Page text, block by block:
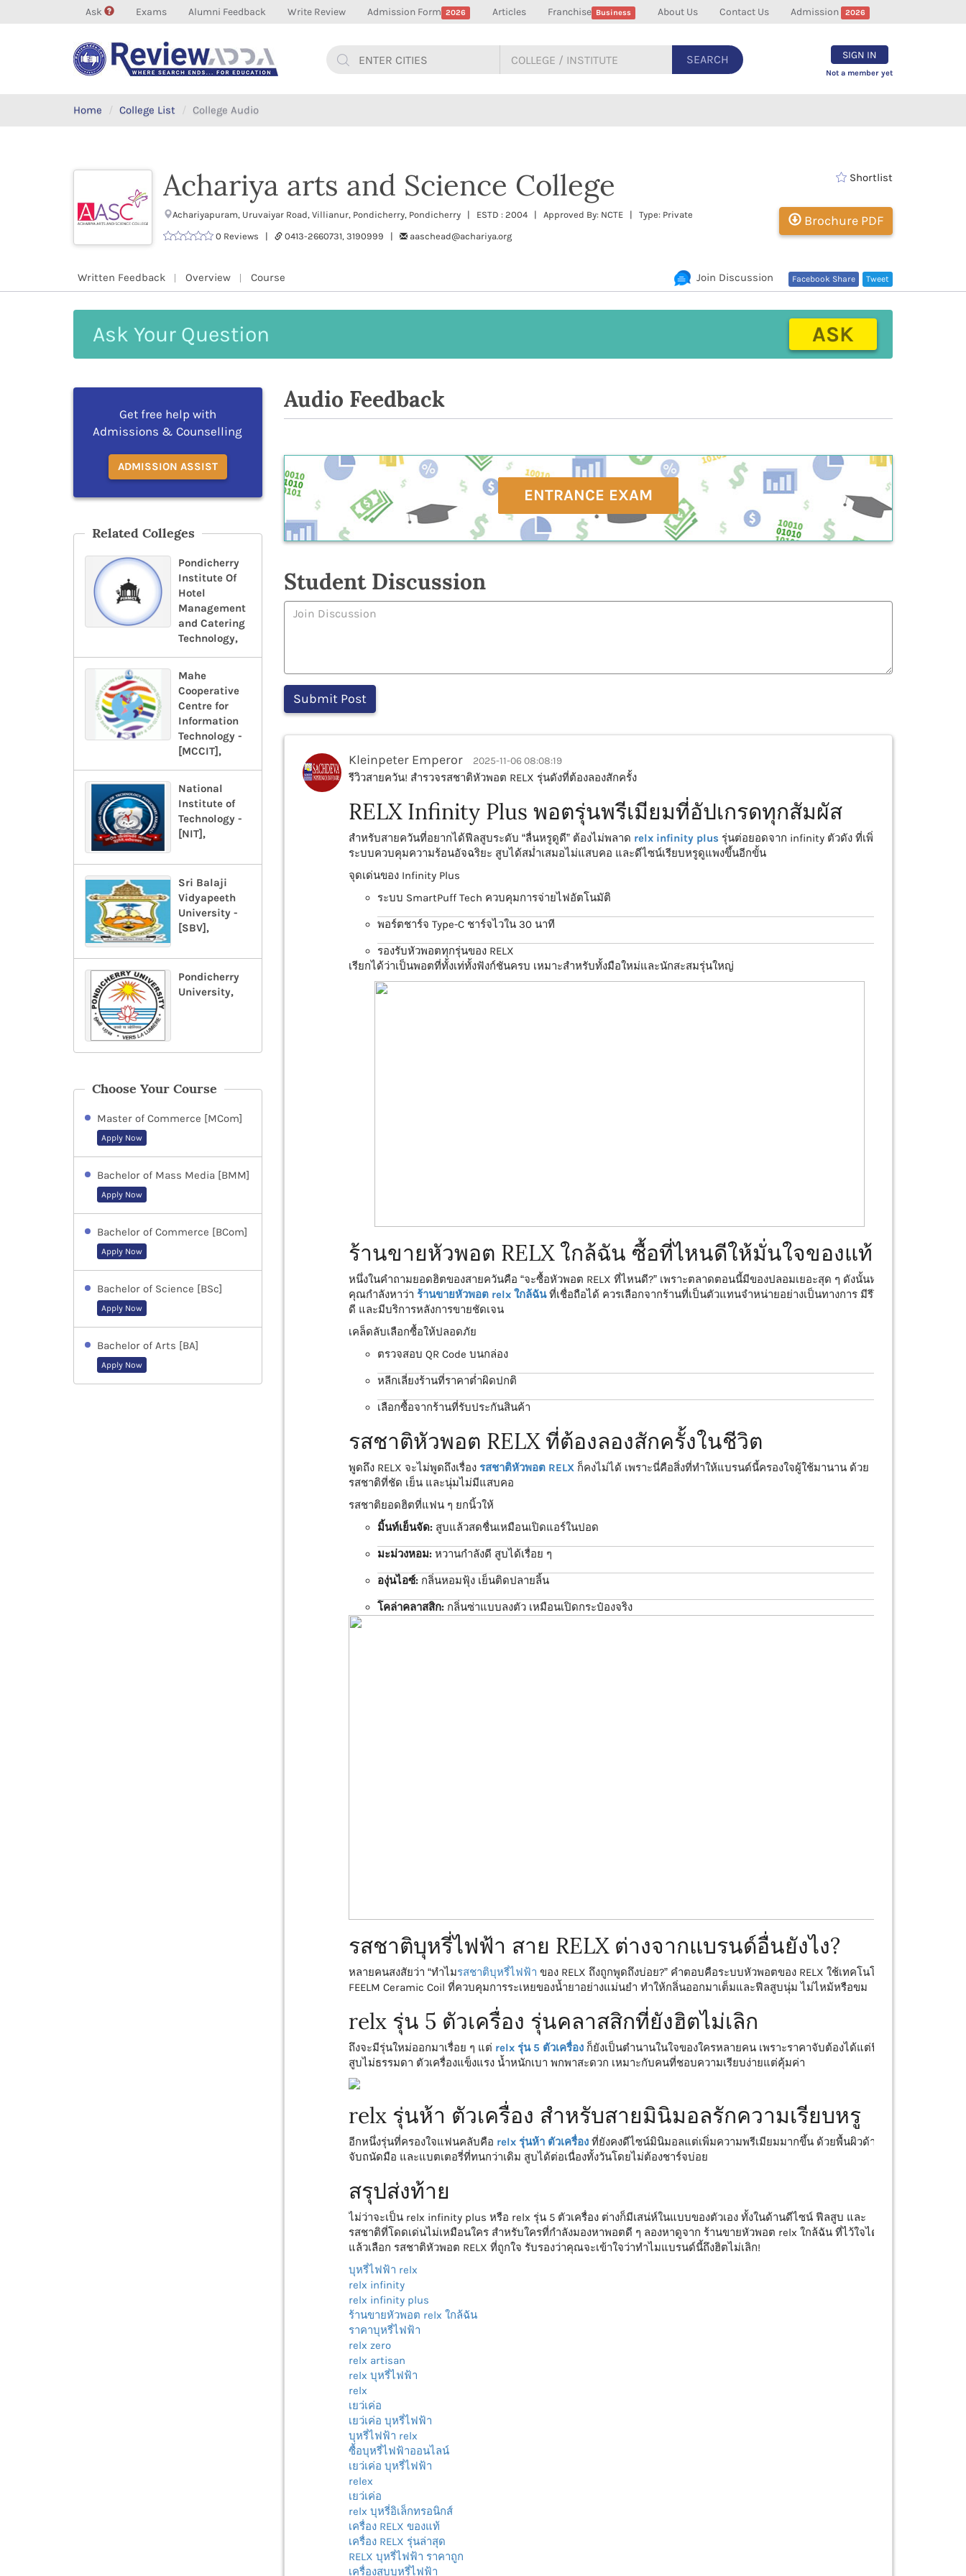
Ask Exams Alumni Feedback Write Review Admission Form 2026 Articles Franchise Business About Us Contact Us Admission 2026
SEARCH SIGN IN
Not a member yet
Home College List College Audio
Achariya arts and Science College
Achariyapuram, Uruvaiyar Road, Villianur, Pondicherry, Pondicherry | ESTD : 2004 | Approved By: NCTE | Type: Private
0 Reviews |
0413-2660731, 3190999 | aaschead@achariya.org
Shortlist
Brochure PDF
Written Feedback Overview Course Tweet
Facebook Share
Join Discussion
Your
ASK
Get free help with
Admissions & Counselling
ADMISSION ASSIST
Related Colleges
Pondicherry
Institute Of
Hotel
Management
and Catering
Technology,
Mahe
Cooperative
Centre for
Information
Technology -
[MCCIT],
National
Institute of
Technology -
[NIT],
Sri Balaji
Vidyapeeth
University -
[SBV],
Pondicherry
University,
Choose Your Course
Master of Commerce [MCom]
Apply Now
Bachelor of Mass Media [BMM]
Apply Now
Bachelor of Commerce [BCom]
Apply Now
Bachelor of Science [BSc]
Apply Now
Bachelor of Arts [BA]
Apply Now
Audio Feedback
ENTRANCE EXAM
Student Discussion
Kleinpeter Emperor 2025-11-06 08:08:19
รีวิวสายควัน! สำรวจรสชาติหัวพอต RELX รุ่นดังที่ต้องลองสักครั้ง
RELX Infinity Plus พอตรุ่นพรีเมียมที่อัปเกรดทุกสัมผัส
สำหรับสายควันที่อยากได้ฟีลสูบระดับ “ลื่นหรูดูดี” ต้องไม่พลาด relx infinity plus รุ่นต่อยอดจาก infinity ตัวดัง ที่เพิ่ม
ระบบควบคุมความร้อนอัจฉริยะ สูบได้สม่ำเสมอไม่แสบคอ และดีไซน์เรียบหรูดูแพงขึ้นอีกขั้น
จุดเด่นของ Infinity Plus
ระบบ SmartPuff Tech ควบคุมการจ่ายไฟอัตโนมัติ
พอร์ตชาร์จ Type-C ชาร์จไวใน 30 นาที
รองรับหัวพอตทุกรุ่นของ RELX
เรียกได้ว่าเป็นพอตที่ทั้งเท่ทั้งฟังก์ชันครบ เหมาะสำหรับทั้งมือใหม่และนักสะสมรุ่นใหญ่
ร้านขายหัวพอต RELX ใกล้ฉัน ซื้อที่ไหนดีให้มั่นใจของแท้
หนึ่งในคำถามยอดฮิตของสายควันคือ “จะซื้อหัวพอต RELX ที่ไหนดี?” เพราะตลาดตอนนี้มีของปลอมเยอะสุด ๆ ดังนั้นหาก
คุณกำลังหาว่า ร้านขายหัวพอต relx ใกล้ฉันที่เชื่อถือได้ ควรเลือกจากร้านที่เป็นตัวแทนจำหน่ายอย่างเป็นทางการ มีรีวิว
ดี และมีบริการหลังการขายชัดเจน
เคล็ดลับเลือกซื้อให้ปลอดภัย
ตรวจสอบ QR Code บนกล่อง
หลีกเลี่ยงร้านที่ราคาต่ำผิดปกติ
เลือกซื้อจากร้านที่รับประกันสินค้า
รสชาติหัวพอต RELX ที่ต้องลองสักครั้งในชีวิต
พูดถึง RELX จะไม่พูดถึงเรื่อง รสชาติหัวพอต RELXก็คงไม่ได้ เพราะนี่คือสิ่งที่ทำให้แบรนด์นี้ครองใจผู้ใช้มานาน ด้วย
รสชาติที่ชัด เย็น และนุ่มไม่มีแสบคอ
รสชาติยอดฮิตที่แฟน ๆ ยกนิ้วให้
มิ้นท์เย็นจัด:สูบแล้วสดชื่นเหมือนเปิดแอร์ในปอด
มะม่วงหอม:หวานกำลังดี สูบได้เรื่อย ๆ
องุ่นไอซ์:กลิ่นหอมฟุ้ง เย็นติดปลายลิ้น
โคล่าคลาสสิก:กลิ่นซ่าแบบลงตัว เหมือนเปิดกระป๋องจริง
รสชาติบุหรี่ไฟฟ้า สาย RELX ต่างจากแบรนด์อื่นยังไง?
หลายคนสงสัยว่า “ทำไมรสชาติบุหรี่ไฟฟ้า ของ RELX ถึงถูกพูดถึงบ่อย?” คำตอบคือระบบหัวพอตของ RELX ใช้เทคโนโลยี
FEELM Ceramic Coil ที่ควบคุมการระเหยของน้ำยาอย่างแม่นยำ ทำให้กลิ่นออกมาเต็มและฟีลสูบนุ่ม ไม่ไหม้หรือขม
relx รุ่น 5 ตัวเครื่อง รุ่นคลาสสิกที่ยังฮิตไม่เลิก
ถึงจะมีรุ่นใหม่ออกมาเรื่อย ๆ แต่ relx รุ่น 5 ตัวเครื่องก็ยังเป็นตำนานในใจของใครหลายคน เพราะราคาจับต้องได้แต่ฟีล
สูบไม่ธรรมดา ตัวเครื่องแข็งแรง น้ำหนักเบา พกพาสะดวก เหมาะกับคนที่ชอบความเรียบง่ายแต่คุ้มค่า
relx รุ่นห้า ตัวเครื่อง สำหรับสายมินิมอลรักความเรียบหรู
อีกหนึ่งรุ่นที่ครองใจแฟนคลับคือ relx รุ่นห้า ตัวเครื่องที่ยังคงดีไซน์มินิมอลแต่เพิ่มความพรีเมียมมากขึ้น ด้วยพื้นผิวด้าน
จับถนัดมือ และแบตเตอรี่ที่ทนกว่าเดิม สูบได้ต่อเนื่องทั้งวันโดยไม่ต้องชาร์จบ่อย
สรุปส่งท้าย
ไม่ว่าจะเป็น relx infinity plus หรือ relx รุ่น 5 ตัวเครื่อง ต่างก็มีเสน่ห์ในแบบของตัวเอง ทั้งในด้านดีไซน์ ฟีลสูบ และ
รสชาติที่โดดเด่นไม่เหมือนใคร สำหรับใครที่กำลังมองหาพอตดี ๆ ลองหาดูจาก ร้านขายหัวพอต relx ใกล้ฉัน ที่ไว้ใจได้
แล้วเลือก รสชาติหัวพอต RELX ที่ถูกใจ รับรองว่าคุณจะเข้าใจว่าทำไมแบรนด์นี้ถึงฮิตไม่เลิก!
บุหรี่ไฟฟ้า relx
relx infinity
relx infinity plus
ร้านขายหัวพอต relx ใกล้ฉัน
ราคาบุหรี่ไฟฟ้า
relx zero
relx artisan
relx บุหรี่ไฟฟ้า
relx
เยว่เค่อ
เยว่เค่อ บุหรี่ไฟฟ้า
บุหรี่ไฟฟ้า relx
ซื้อบุหรี่ไฟฟ้าออนไลน์
เยว่เค่อ บุหรี่ไฟฟ้า
relex
เยว่เค่อ
relx บุหรี่อิเล็กทรอนิกส์
เครื่อง RELX ของแท้
เครื่อง RELX รุ่นล่าสุด
RELX บุหรี่ไฟฟ้า ราคาถูก
เครื่องสูบบุหรี่ไฟฟ้า